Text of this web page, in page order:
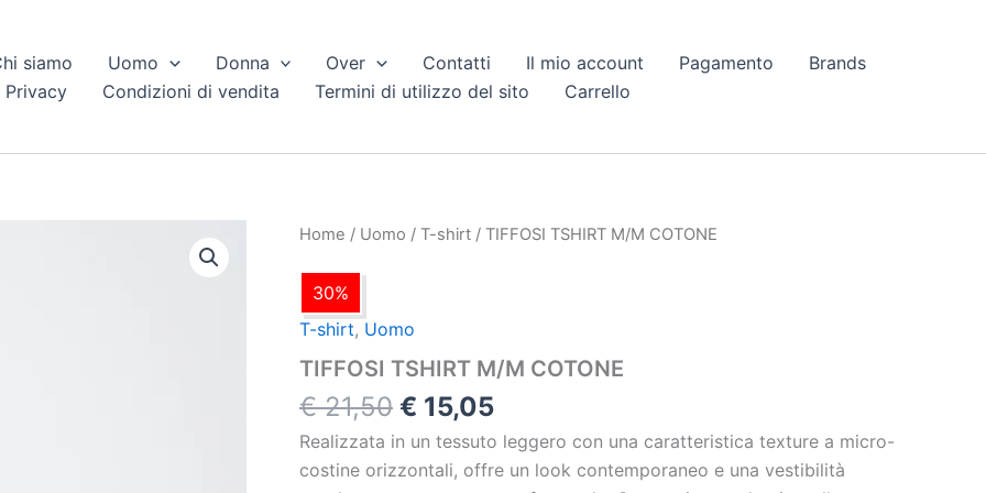
siamo Uomo Donna Over Contatti Il mio account Pagamento
Brands
Privacy
Condizioni di vendita Termini di utilizzo del sito Carrello
Home / Uomo / T-shirt / TIFFOSI TSHIRT M/M COTONE
30%
T-shirt, Uomo
TIFFOSI TSHIRT M/M COTONE
€21,50
Il
era:
€ 21,50.
€ 15,05
Il
Realizzata in un tessuto leggero con una caratteristica texture a micro-
costine orizzontali, offre un look contemporaneo e una vestibilità
TIFFOSI
M/M
COTONE
quantità